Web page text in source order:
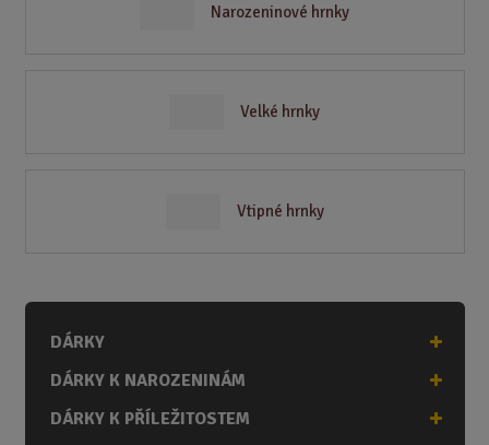
Narozeninové hrnky
Velké hrnky
Vtipné hrnky
DÁRKY
DÁRKY K NAROZENINÁM
DÁRKY K PŘÍLEŽITOSTEM